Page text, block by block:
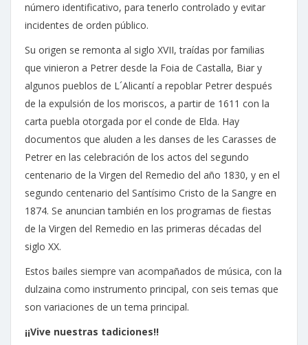
número identificativo, para tenerlo controlado y evitar
incidentes de orden público.
Su origen se remonta al siglo XVII, traídas por familias
que vinieron a Petrer desde la Foia de Castalla, Biar y
algunos pueblos de L´Alicantí a repoblar Petrer después
de la expulsión de los moriscos, a partir de 1611 con la
carta puebla otorgada por el conde de Elda. Hay
documentos que aluden a les danses de les Carasses de
Petrer en las celebración de los actos del segundo
centenario de la Virgen del Remedio del año 1830, y en el
segundo centenario del Santísimo Cristo de la Sangre en
1874. Se anuncian también en los programas de fiestas
de la Virgen del Remedio en las primeras décadas del
siglo XX.
Estos bailes siempre van acompañados de música, con la
dulzaina como instrumento principal, con seis temas que
son variaciones de un tema principal.
¡¡Vive nuestras tadiciones!!